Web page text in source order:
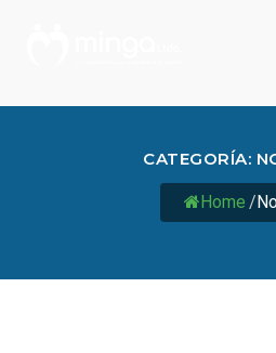
CATEGORÍA:
Home /